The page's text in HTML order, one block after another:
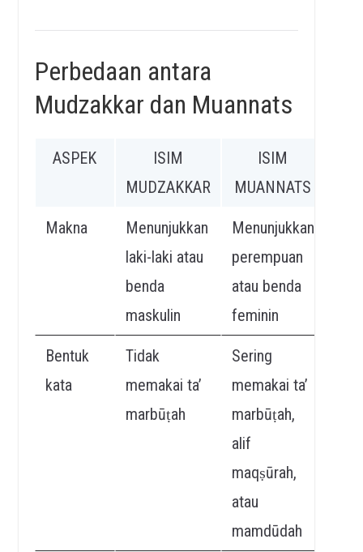
Perbedaan antara
Mudzakkar dan Muannats
ASPEK
ISIM
MUDZAKKAR
ISIM
MUANNATS
Makna
Menunjukkan
laki-laki atau
benda
maskulin
Menunjukkan
perempuan
atau benda
feminin
Bentuk
kata
Tidak
memakai ta’
marbūṭah
Sering
memakai ta’
marbūṭah,
alif
maqṣūrah,
atau
mamdūdah